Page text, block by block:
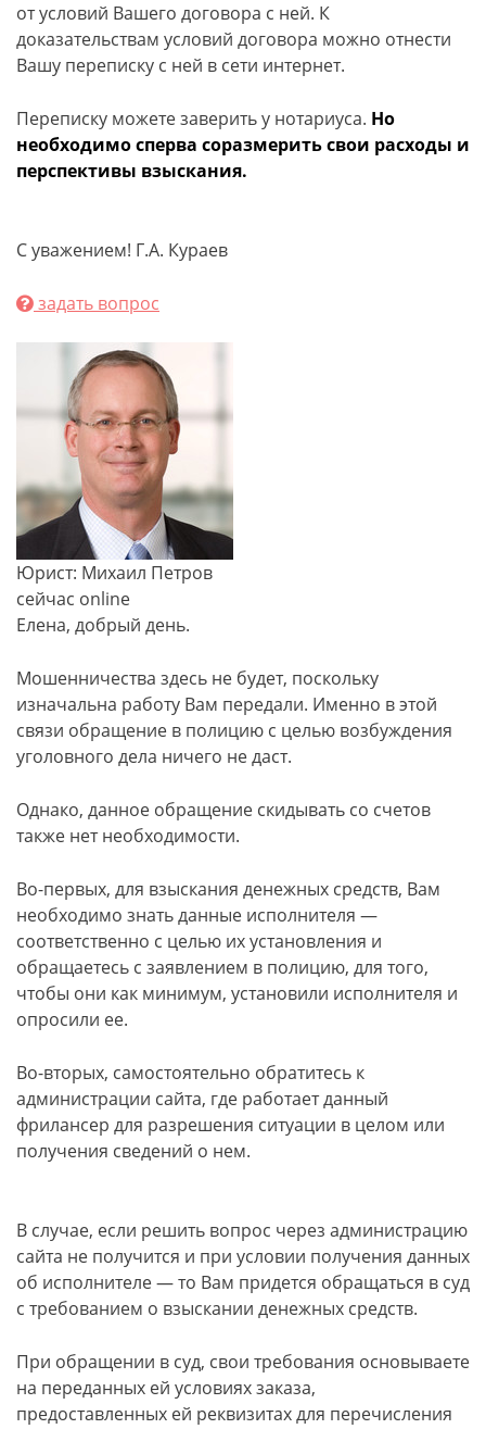
от условий Вашего договора с ней. К
доказательствам условий договора можно отнести
Вашу переписку с ней в сети интернет.
Переписку можете заверить у нотариуса. Но
необходимо сперва соразмерить свои расходы и
перспективы взыскания.
С уважением! Г.А. Кураев
задать вопрос
Юрист: Михаил Петров
сейчас online
Елена, добрый день.
Мошенничества здесь не будет, поскольку
изначальна работу Вам передали. Именно в этой
связи обращение в полицию с целью возбуждения
уголовного дела ничего не даст.
Однако, данное обращение скидывать со счетов
также нет необходимости.
Во-первых, для взыскания денежных средств, Вам
необходимо знать данные исполнителя —
соответственно с целью их установления и
обращаетесь с заявлением в полицию, для того,
чтобы они как минимум, установили исполнителя и
опросили ее.
Во-вторых, самостоятельно обратитесь к
администрации сайта, где работает данный
фрилансер для разрешения ситуации в целом или
получения сведений о нем.
В случае, если решить вопрос через администрацию
сайта не получится и при условии получения данных
об исполнителе — то Вам придется обращаться в суд
с требованием о взыскании денежных средств.
При обращении в суд, свои требования основываете
на переданных ей условиях заказа,
предоставленных ей реквизитах для перечисления